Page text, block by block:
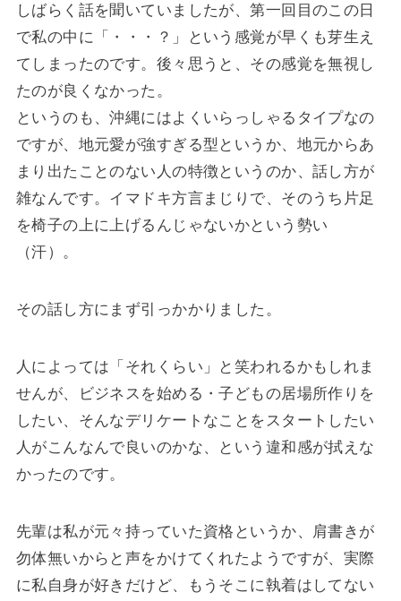
しばらく話を聞いていましたが、第一回目のこの日
で私の中に「・・・？」という感覚が早くも芽生え
てしまったのです。後々思うと、その感覚を無視し
たのが良くなかった。
というのも、沖縄にはよくいらっしゃるタイプなの
ですが、地元愛が強すぎる型というか、地元からあ
まり出たことのない人の特徴というのか、話し方が
雑なんです。イマドキ方言まじりで、そのうち片足
を椅子の上に上げるんじゃないかという勢い
（汗）。
その話し方にまず引っかかりました。
人によっては「それくらい」と笑われるかもしれま
せんが、ビジネスを始める・子どもの居場所作りを
したい、そんなデリケートなことをスタートしたい
人がこんなんで良いのかな、という違和感が拭えな
かったのです。
先輩は私が元々持っていた資格というか、肩書きが
勿体無いからと声をかけてくれたようですが、実際
に私自身が好きだけど、もうそこに執着はしてない